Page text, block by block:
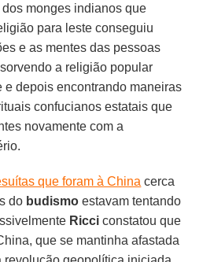
monges indianos que
para leste conseguiu
e as mentes das pessoas
a religião popular
e depois encontrando maneiras
confucianos estatais que
novamente com a
que foram à China cerca
do budismo estavam tentando
Ricci constatou que
que se mantinha afastada